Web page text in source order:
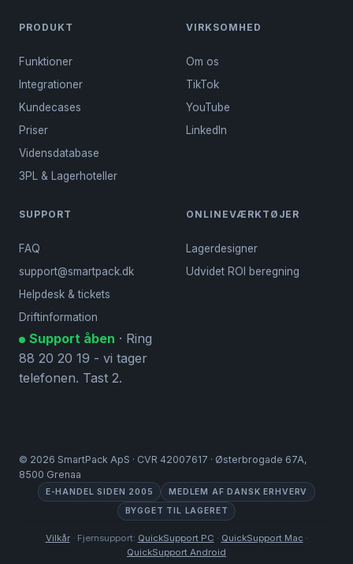
PRODUKT
Funktioner
Integrationer
Kundecases
Priser
Vidensdatabase
3PL & Lagerhoteller
VIRKSOMHED
Om os
TikTok
YouTube
LinkedIn
SUPPORT
FAQ
support@smartpack.dk
Helpdesk & tickets
Driftinformation
Support åben · Ring
88 20 20 19 - vi tager
telefonen. Tast 2.
ONLINEVÆRKTØJER
Lagerdesigner
Udvidet ROI beregning
© 2026 SmartPack ApS · CVR 42007617 · Østerbrogade 67A,
8500 Grenaa
E-HANDEL SIDEN 2005
MEDLEM AF DANSK ERHVERV
BYGGET TIL LAGERET
Vilkår· Fjernsupport: QuickSupport PC · QuickSupport Mac ·
QuickSupport Android